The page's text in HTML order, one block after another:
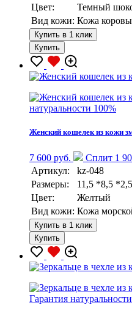
Цвет:
Темный
Вид кожи: Кожа
Купить в 1 клик
Купить
натуральности 100%
Женский кошелек из кожи
7 600 руб.
Сплит 1
Артикул:
kz-048
Размеры:
11,5 *8,5
Цвет:
Желтый
Вид кожи: Кожа
Купить в 1 клик
Купить
Гарантия